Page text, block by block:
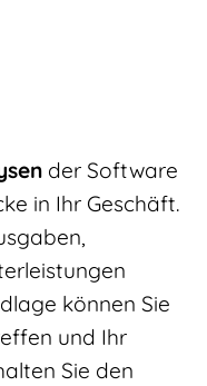
der Software
in Ihr Geschäft.
können Sie
und Ihr
Sie den